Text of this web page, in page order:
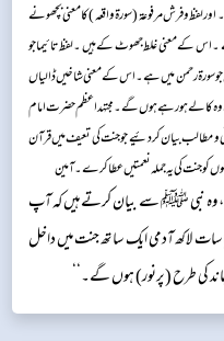
اور لفظ وفرش مرفوعۃ ( سورۃ واقعہ ) کا معنی بچھونے
۔ اس کے معنی غلط جھوٹ کے ہیں ۔ لفظ تائیما جو
سورۃ رحمن میں ہے ۔ اس کے معنی شاخیں ڈالیاں
وہ کالے ہورہے ہوں گے ۔مجتہد اعظم حضرت امام
و مطالب بیان کردئیے جو جنت کی تعیف میں قرآن
کو جنت کی یہ جملہ نعمتیں عطا کرے۔ آمین
نبی ﷺ سے بیان کرتے ہیں کہ آپ
سات لاکھ آدمی ایک ساتھ جنت میں داخل
طرح (پرنور) ہوں گے۔‘‘